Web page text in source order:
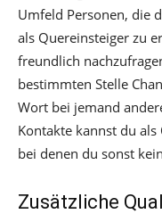
Umfeld Personen, die
als Quereinsteiger zu
freundlich
bestimmten Stelle
Wort bei jemand
Kontakte kannst du
bei denen du sonst
Zusätzliche